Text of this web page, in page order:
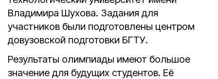
Владимира Шухова. Задания для
участников были подготовлены центром
довузовской подготовки БГТУ.
Результаты олимпиады имеют большое
значение для будущих студентов. Её